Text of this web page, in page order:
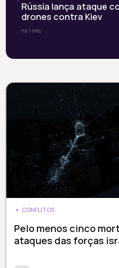
Rússia lança ataque
drones contra Kiev
há 1 mês
CONFLITOS
Pelo menos cinco
ataques das forças